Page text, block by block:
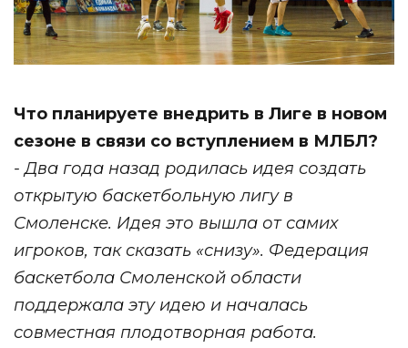
Что планируете внедрить в Лиге в новом
сезоне в связи со вступлением в МЛБЛ?
- Два года назад родилась идея создать
открытую баскетбольную лигу в
Смоленске. Идея это вышла от самих
игроков, так сказать «снизу». Федерация
баскетбола Смоленской области
поддержала эту идею и началась
совместная плодотворная работа.